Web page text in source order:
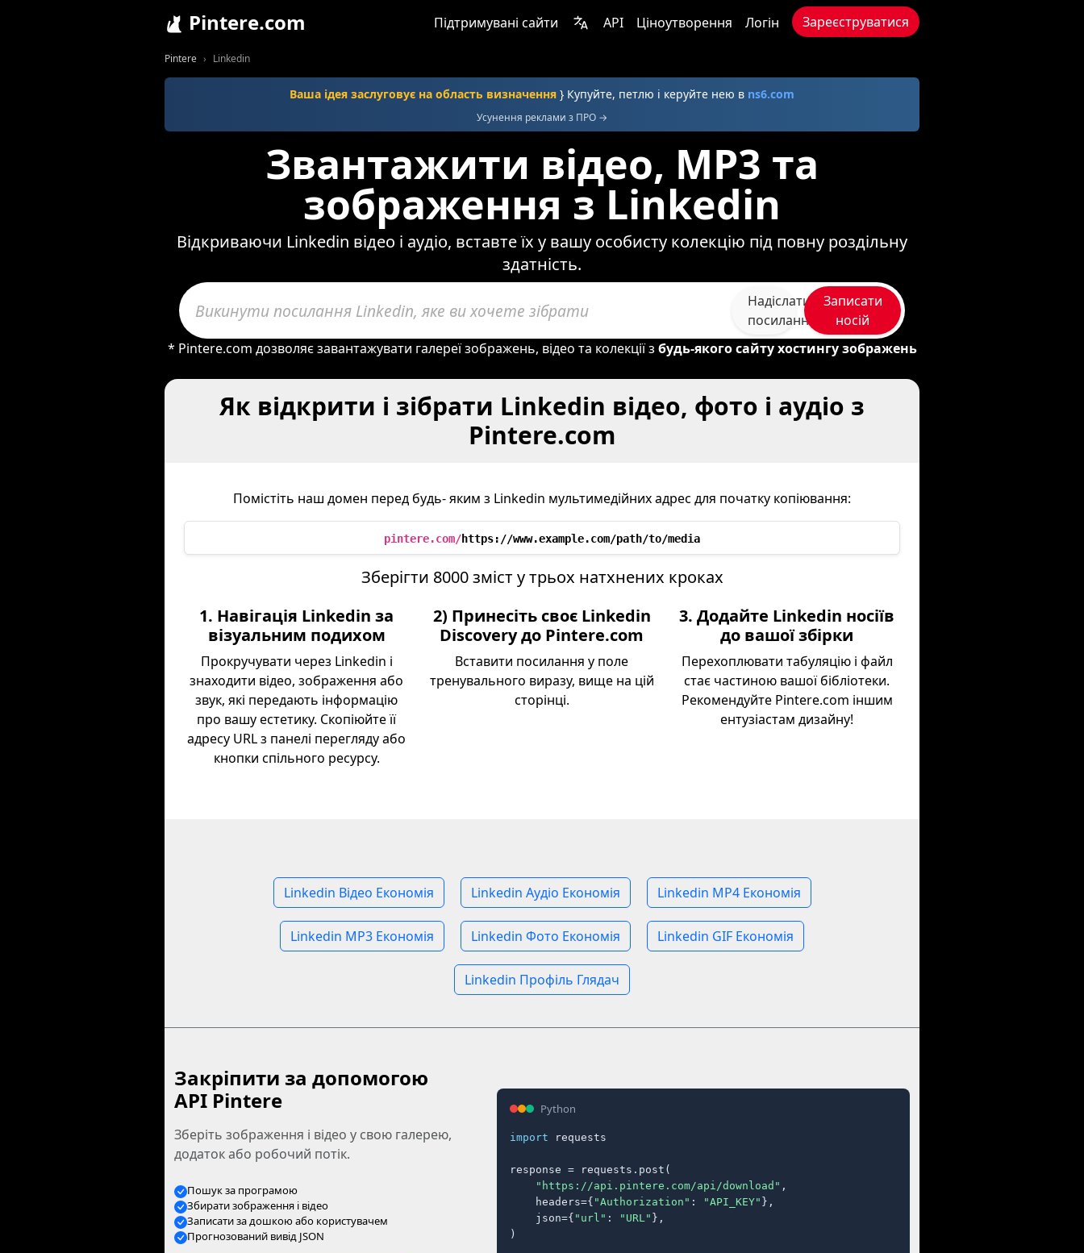
Pintere.com Підтримувані сайти API Ціноутворення Логін Зареєструватися
Pintere Linkedin
Ваша ідея заслуговує на область визначення } Купуйте, петлю і керуйте нею в ns6.com
Усунення реклами з ПРО →
Звантажити відео, MP3 та
зображення з Linkedin
Відкриваючи Linkedin відео і аудіо, вставте їх у вашу особисту колекцію під повну роздільну
здатність.
Надіслати
посилання
Записати
носій
* Pintere.com дозволяє завантажувати галереї зображень, відео та колекції з будь-якого сайту хостингу зображень
Як відкрити і зібрати Linkedin відео, фото і аудіо з
Pintere.com
Помістіть наш домен перед будь- яким з Linkedin мультимедійних адрес для початку копіювання:
pintere.com/https://www.example.com/path/to/media
Зберігти 8000 зміст у трьох натхнених кроках
1. Навігація Linkedin за
візуальним подихом
Прокручувати через Linkedin і
знаходити відео, зображення або
звук, які передають інформацію
про вашу естетику. Скопіюйте її
адресу URL з панелі перегляду або
кнопки спільного ресурсу.
2) Принесіть своє Linkedin
Discovery до Pintere.com
Вставити посилання у поле
тренувального виразу, вище на цій
сторінці.
3. Додайте Linkedin носіїв
до вашої збірки
Перехоплювати табуляцію і файл
стає частиною вашої бібліотеки.
Рекомендуйте Pintere.com іншим
ентузіастам дизайну!
Linkedin Відео Економія Linkedin Аудіо Економія Linkedin MP4 Економія
Linkedin MP3 Економія Linkedin Фото Економія Linkedin GIF Економія
Linkedin Профіль Глядач
Закріпити за допомогою
API Pintere
Зберіть зображення і відео у свою галерею,
додаток або робочий потік.
Пошук за програмою
Збирати зображення і відео
Записати за дошкою або користувачем
Прогнозований вивід JSON
Python
import requests
response = requests.post(
"https://api.pintere.com/api/download" ,
    headers={
"Authorization" : "API_KEY" },
    json={
"url" : "URL" },
)